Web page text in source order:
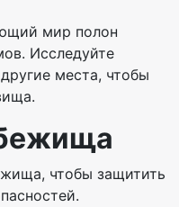
мир полон
Исследуйте
места, чтобы
чтобы защитить